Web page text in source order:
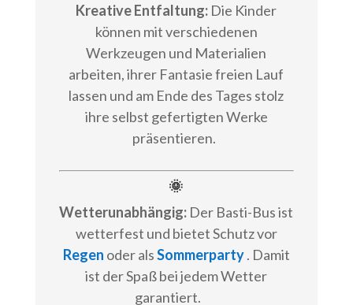
Kreative Entfaltung: Die Kinder
können mit verschiedenen
Werkzeugen und Materialien
arbeiten, ihrer Fantasie freien Lauf
lassen und am Ende des Tages stolz
ihre selbst gefertigten Werke
präsentieren.
🌞
Wetterunabhängig: Der Basti-Bus ist
wetterfest und bietet Schutz vor
Regen oder alsSommerparty. Damit
ist der Spaß bei jedem Wetter
garantiert.